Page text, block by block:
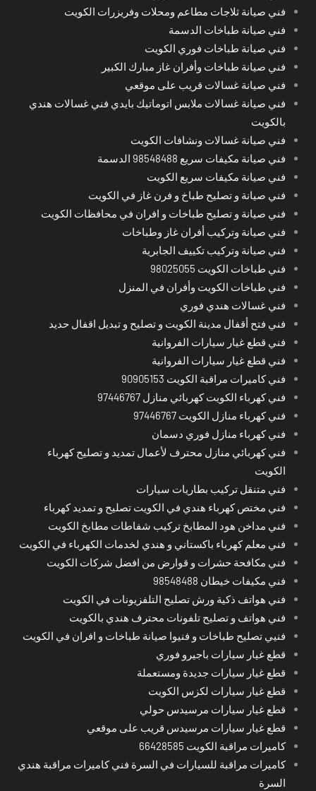
فني صيانة ثلاجات مطاعم ومحلات وفريزرات الكويت
فني صيانة طباخات الدسمة
فني صيانة طباخات فوري الكويت
فني صيانة طباخات وأفران غاز مبارك الكبير
فني صيانة غسالات قريب على موقعي
فني صيانة غسالات ملابس اتوماتيك بايدي فني غسالات هندي
بالكويت
فني صيانة غسالات ونشافات الكويت
فني صيانة مكيفات سريع 98548488 الدسمة
فني صيانة مكيفات سريع الكويت
فني صيانة و تصليح طباخ و فرن غاز في الكويت
فني صيانة و تصليح طباخات و افران في محافظات الكويت
فني صيانة وتركيب أفران غاز وطباخات
فني صيانة وتركيب تكييف الجابرية
فني طباخات الكويت 98025055
فني طباخات الكويت وأفران في المنزل
فني غسالات هندي فوري
فني فتح أقفال مدينة الكويت و تصليح و تبديل اقفال حديد
فني قطع غيار سيارات الفروانية
فني قطع غيار سيارات الفروانية
فني كاميرات مراقبة الكويت 90905153
فني كهرباء الكويت كهربائي منازل 97446767
فني كهرباء منازل الكويت 97446767
فني كهرباء منازل فوري دسمان
فني كهربائي منازل محترف لأعمال تمديد و تصليح كهرباء
الكويت
فني متنقل تركيب بطاريات سيارات
فني مختص كهرباء هندي في الكويت تصليح و تمديد كهرباء
فني مداخن هود المطابخ تركيب شفاطات مطابخ الكويت
فني معلم كهرباء باكستاني و هندي لخدمات الكهرباء في الكويت
فني مكافحة حشرات و قوارض من افضل شركات الكويت
فني مكيفات خيطان 98548488
فني هواتف ذكية ورش تصليح التلفزيونات في الكويت
فني هواتف و تصليح تلفونات محترف هندي بالكويت
فنيي تصليح طباخات و فنيوا صيانة طباخات و افران في الكويت
قطع غيار سيارات باجيرو فوري
قطع غيار سيارات جديدة ومستعملة
قطع غيار سيارات لكزس الكويت
قطع غيار سيارات مرسيدس حولي
قطع غيار سيارات مرسيدس قريب على موقعي
كاميرات مراقبة الكويت 66428585
كاميرات مراقبة للسيارات في السرة فني كاميرات مراقبة هندي
السرة